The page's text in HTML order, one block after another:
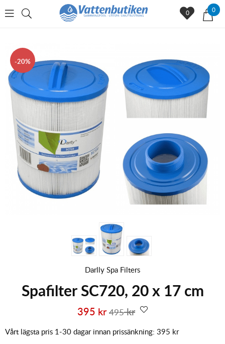
0
0
20
Darlly Spa Filters
Spafilter SC720, 20 x 17 cm
495kr
395 kr
Vårt lägsta pris 1-30 dagar innan prissänkning: 395 kr